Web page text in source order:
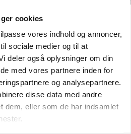
cookies
vores indhold og annoncer,
sociale medier og til at
deler også oplysninger om din
med vores partnere inden for
og analysepartnere.
disse data med andre
dem, eller som de har indsamlet
indbydes 3. årgang på
minikonfirmander. Som